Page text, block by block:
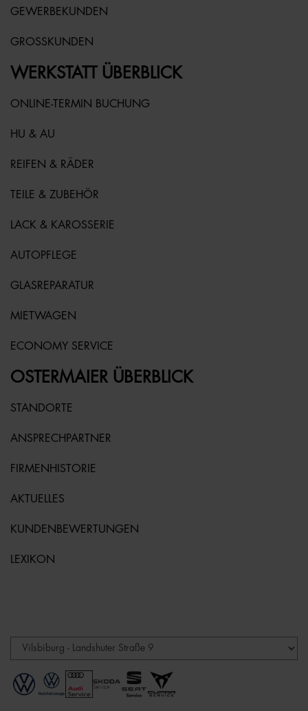
GEWERBEKUNDEN
GROSSKUNDEN
WERKSTATT ÜBERBLICK
ONLINE-TERMIN BUCHUNG
HU & AU
REIFEN & RÄDER
TEILE & ZUBEHÖR
LACK & KAROSSERIE
AUTOPFLEGE
GLASREPARATUR
MIETWAGEN
ECONOMY SERVICE
OSTERMAIER ÜBERBLICK
STANDORTE
ANSPRECHPARTNER
FIRMENHISTORIE
AKTUELLES
KUNDENBEWERTUNGEN
LEXIKON